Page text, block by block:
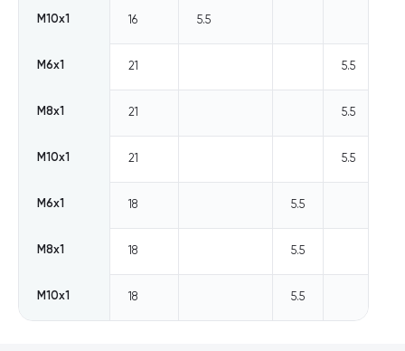
М10х1 16 5.5
М6х1 21 5.5
М8х1 21 5.5
М10х1 21 5.5
М6х1 18 5.5
М8х1 18 5.5
М10х1 18 5.5